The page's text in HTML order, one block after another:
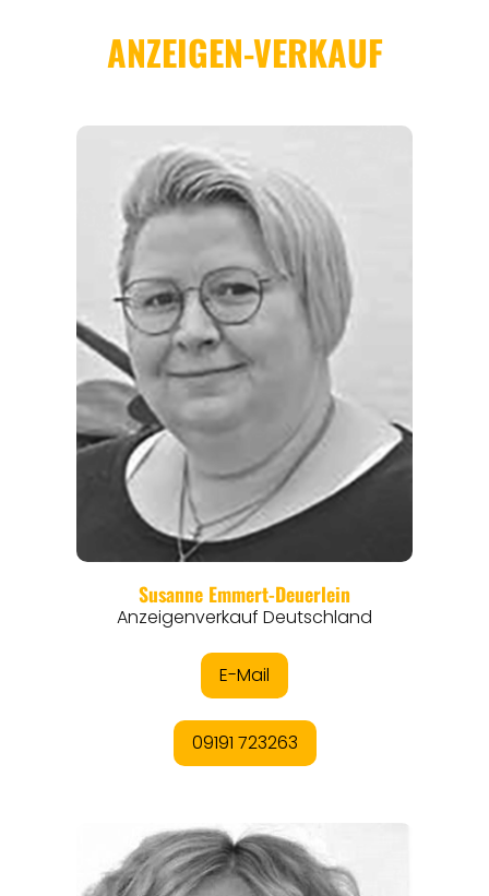
REGIONEN
EVENTS